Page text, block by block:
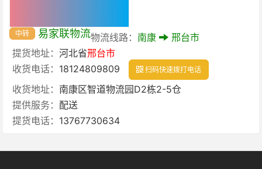
中转 易家联物流物流线路： 南康
邢台市
提货地址： 河北省邢台市
收货电话： 18124809809 扫码快速拨打电话
收货地址： 南康区智道物流园D2栋2-5仓
提供服务： 配送
提货电话： 13767730634